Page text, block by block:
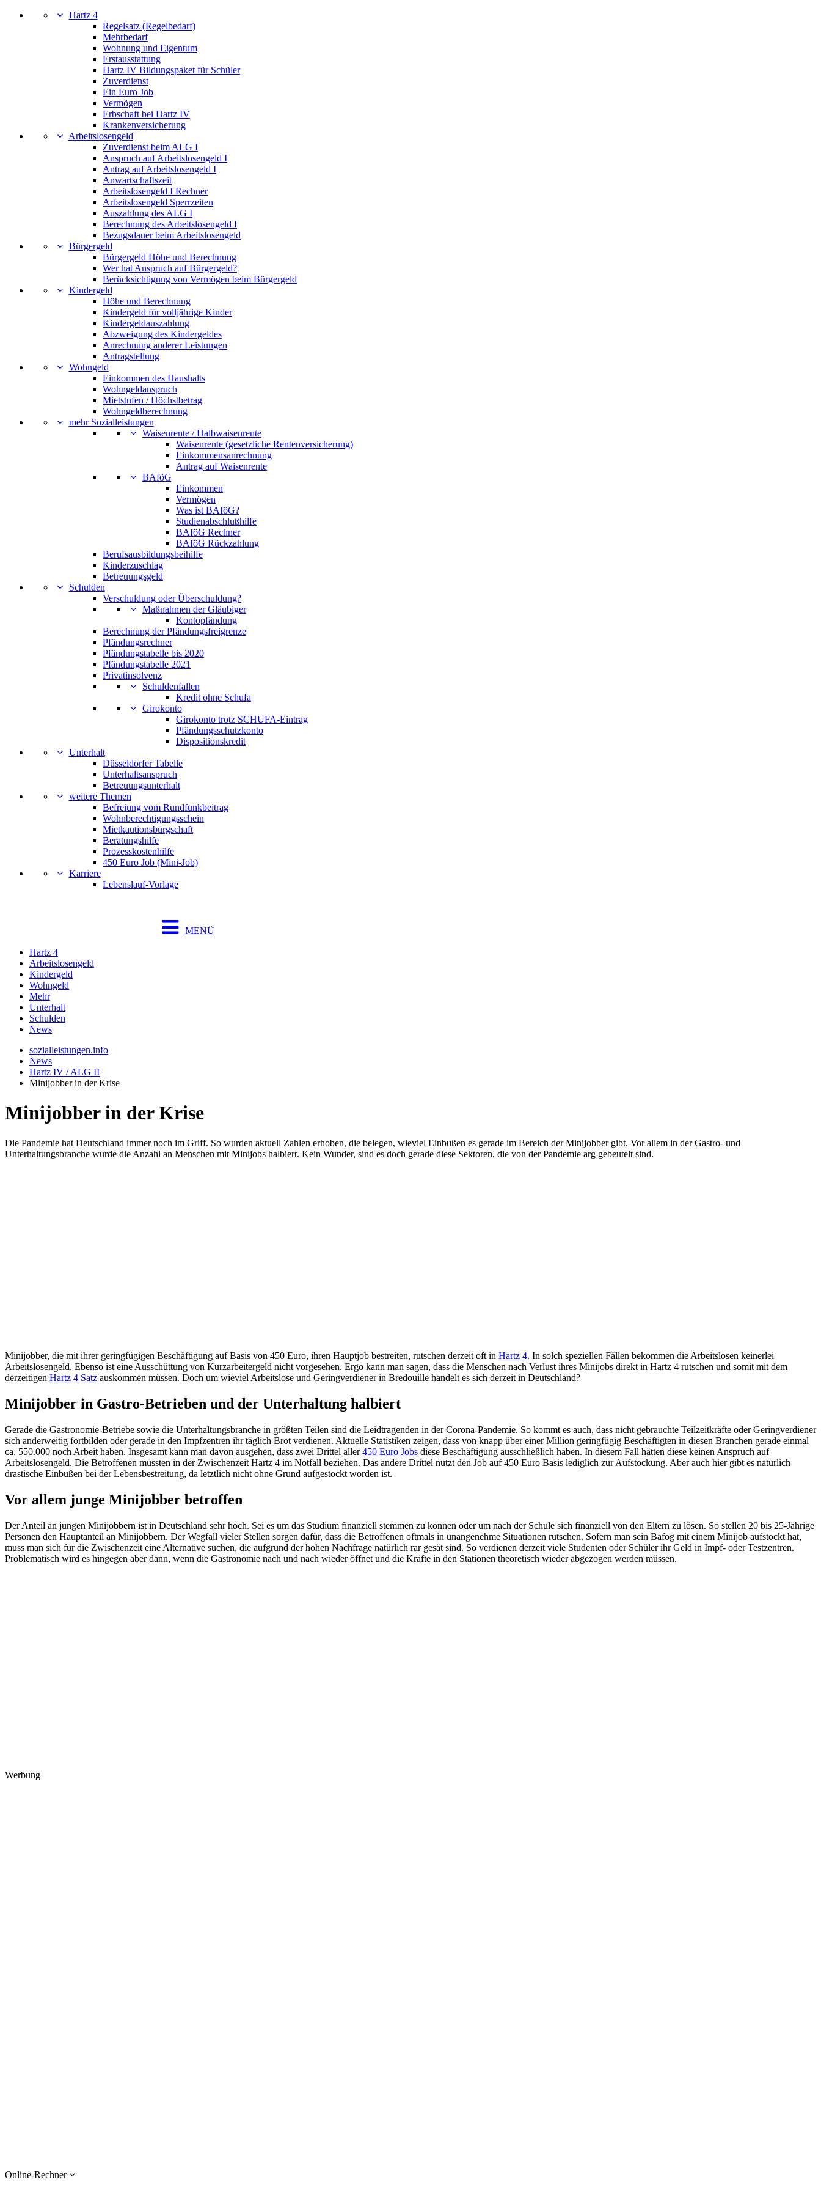
Hartz 4
Regelsatz (Regelbedarf)
Mehrbedarf
Wohnung und Eigentum
Erstausstattung
Hartz IV Bildungspaket für Schüler
Zuverdienst
Ein Euro Job
Vermögen
Erbschaft bei Hartz IV
Krankenversicherung
Arbeitslosengeld
Zuverdienst beim ALG I
Anspruch auf Arbeitslosengeld I
Antrag auf Arbeitslosengeld I
Anwartschaftszeit
Arbeitslosengeld I Rechner
Arbeitslosengeld Sperrzeiten
Auszahlung des ALG I
Berechnung des Arbeitslosengeld I
Bezugsdauer beim Arbeitslosengeld
Bürgergeld
Bürgergeld Höhe und Berechnung
Wer hat Anspruch auf Bürgergeld?
Berücksichtigung von Vermögen beim Bürgergeld
Kindergeld
Höhe und Berechnung
Kindergeld für volljährige Kinder
Kindergeldauszahlung
Abzweigung des Kindergeldes
Anrechnung anderer Leistungen
Antragstellung
Wohngeld
Einkommen des Haushalts
Wohngeldanspruch
Mietstufen / Höchstbetrag
Wohngeldberechnung
mehr Sozialleistungen
Waisenrente / Halbwaisenrente
Waisenrente (gesetzliche Rentenversicherung)
Einkommensanrechnung
Antrag auf Waisenrente
BAföG
Einkommen
Vermögen
Was ist BAföG?
Studienabschlußhilfe
BAföG Rechner
BAföG Rückzahlung
Berufsausbildungsbeihilfe
Kinderzuschlag
Betreuungsgeld
Schulden
Verschuldung oder Überschuldung?
Maßnahmen der Gläubiger
Kontopfändung
Berechnung der Pfändungsfreigrenze
Pfändungsrechner
Pfändungstabelle bis 2020
Pfändungstabelle 2021
Privatinsolvenz
Schuldenfallen
Kredit ohne Schufa
Girokonto
Girokonto trotz SCHUFA-Eintrag
Pfändungsschutzkonto
Dispositionskredit
Unterhalt
Düsseldorfer Tabelle
Unterhaltsanspruch
Betreuungsunterhalt
weitere Themen
Befreiung vom Rundfunkbeitrag
Wohnberechtigungsschein
Mietkautionsbürgschaft
Beratungshilfe
Prozesskostenhilfe
450 Euro Job (Mini-Job)
Karriere
Lebenslauf-Vorlage
MENÜ
Hartz 4
Arbeitslosengeld
Kindergeld
Wohngeld
Mehr
Unterhalt
Schulden
News
sozialleistungen.info
News
Hartz IV / ALG II
Minijobber in der Krise
Minijobber in der Krise
Die Pandemie hat Deutschland immer noch im Griff. So wurden aktuell Zahlen erhoben, die belegen, wieviel Einbußen es gerade im Bereich der Minijobber gibt. Vor allem in der Gastro- und
Unterhaltungsbranche wurde die Anzahl an Menschen mit Minijobs halbiert. Kein Wunder, sind es doch gerade diese Sektoren, die von der Pandemie arg gebeutelt sind.
Minijobber, die mit ihrer geringfügigen Beschäftigung auf Basis von 450 Euro, ihren Hauptjob bestreiten, rutschen derzeit oft in Hartz 4. In solch speziellen Fällen bekommen die Arbeitslosen keinerlei
Arbeitslosengeld. Ebenso ist eine Ausschüttung von Kurzarbeitergeld nicht vorgesehen. Ergo kann man sagen, dass die Menschen nach Verlust ihres Minijobs direkt in Hartz 4 rutschen und somit mit dem
derzeitigen Hartz 4 Satz auskommen müssen. Doch um wieviel Arbeitslose und Geringverdiener in Bredouille handelt es sich derzeit in Deutschland?
Minijobber in Gastro-Betrieben und der Unterhaltung halbiert
Gerade die Gastronomie-Betriebe sowie die Unterhaltungsbranche in größten Teilen sind die Leidtragenden in der Corona-Pandemie. So kommt es auch, dass nicht gebrauchte Teilzeitkräfte oder Geringverdiener
sich anderweitig fortbilden oder gerade in den Impfzentren ihr täglich Brot verdienen. Aktuelle Statistiken zeigen, dass von knapp über einer Million geringfügig Beschäftigten in diesen Branchen gerade einmal
ca. 550.000 noch Arbeit haben. Insgesamt kann man davon ausgehen, dass zwei Drittel aller450 Euro Jobs diese Beschäftigung ausschließlich haben. In diesem Fall hätten diese keinen Anspruch auf
Arbeitslosengeld. Die Betroffenen müssten in der Zwischenzeit Hartz 4 im Notfall beziehen. Das andere Drittel nutzt den Job auf 450 Euro Basis lediglich zur Aufstockung. Aber auch hier gibt es natürlich
drastische Einbußen bei der Lebensbestreitung, da letztlich nicht ohne Grund aufgestockt worden ist.
Vor allem junge Minijobber betroffen
Der Anteil an jungen Minijobbern ist in Deutschland sehr hoch. Sei es um das Studium finanziell stemmen zu können oder um nach der Schule sich finanziell von den Eltern zu lösen. So stellen 20 bis 25-Jährige
Personen den Hauptanteil an Minijobbern. Der Wegfall vieler Stellen sorgen dafür, dass die Betroffenen oftmals in unangenehme Situationen rutschen. Sofern man sein Bafög mit einem Minijob aufstockt hat,
muss man sich für die Zwischenzeit eine Alternative suchen, die aufgrund der hohen Nachfrage natürlich rar gesät sind. So verdienen derzeit viele Studenten oder Schüler ihr Geld in Impf- oder Testzentren.
Problematisch wird es hingegen aber dann, wenn die Gastronomie nach und nach wieder öffnet und die Kräfte in den Stationen theoretisch wieder abgezogen werden müssen.
Werbung
Online-Rechner